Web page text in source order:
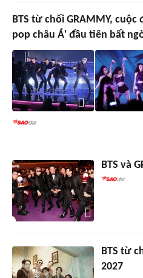
BTS từ chối GRAMMY,
pop châu Á' đầu tiên bất
BTS và
BTS từ
2027